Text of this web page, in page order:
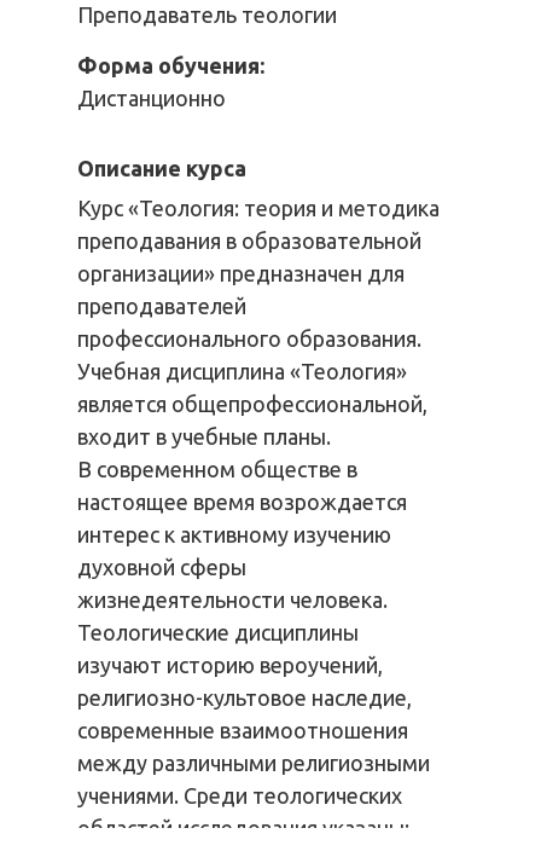
Преподаватель теологии
Форма обучения:
Дистанционно
Описание курса
Курс «Теология: теория и методика
преподавания в образовательной
организации» предназначен для
преподавателей
профессионального образования.
Учебная дисциплина «Теология»
является общепрофессиональной,
входит в учебные планы.
В современном обществе в
настоящее время возрождается
интерес к активному изучению
духовной сферы
жизнедеятельности человека.
Теологические дисциплины
изучают историю вероучений,
религиозно-культовое наследие,
современные взаимоотношения
между различными религиозными
учениями. Среди теологических
областей исследования указаны: